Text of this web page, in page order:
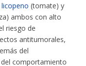
licopeno (tomate) y
ambos con alto
riesgo de
antitumorales,
del
comportamiento